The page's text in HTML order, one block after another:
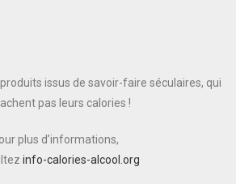
issus de savoir-faire séculaires, qui
pas leurs calories !
plus d’informations,
info-calories-alcool.org